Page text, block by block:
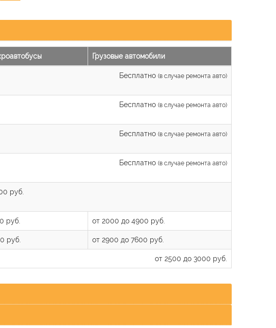
Грузовые автомобили
Бесплатно (в случае ремонта авто)
Бесплатно (в случае ремонта авто)
Бесплатно (в случае ремонта авто)
Бесплатно (в случае ремонта авто)
руб.
руб. от 2000 до 4900 руб.
руб. от 2900 до 7600 руб.
от 2500 до 3000 руб.